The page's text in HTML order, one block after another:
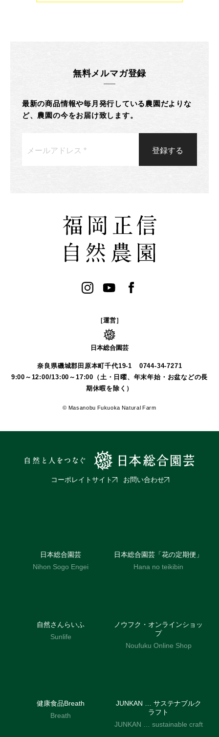
無料メルマガ登録
最新の商品情報や毎月発行している農園だよりな
ど、農園の今をお届け致します。
［運営］
日本総合園芸
奈良県磯城郡田原本町千代19-1
0744-34-7271
9:00～12:00/13:00～17:00（土・日曜、年末年始・お盆などの長
期休暇を除く）
© Masanobu Fukuoka Natural Farm
コーポレイトサイト お問い合わせ
日本総合園芸
Nihon Sogo Engei
日本総合園芸「花の定期便」
Hana no teikibin
自然さんらいふ
Sunlife
ノウフク・オンラインショッ
プ
Noufuku Online Shop
健康食品Breath
Breath
JUNKAN … サステナブルク
ラフト
JUNKAN … sustainable craft